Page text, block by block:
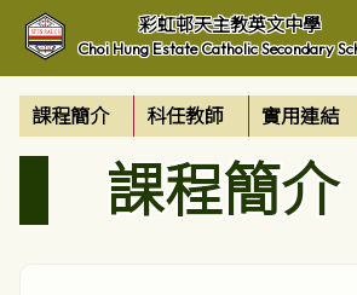
彩虹邨天主教英文中學
Choi Hung Estate Catholic Secondary
課程簡介 科任教師 實用連結
課程簡介